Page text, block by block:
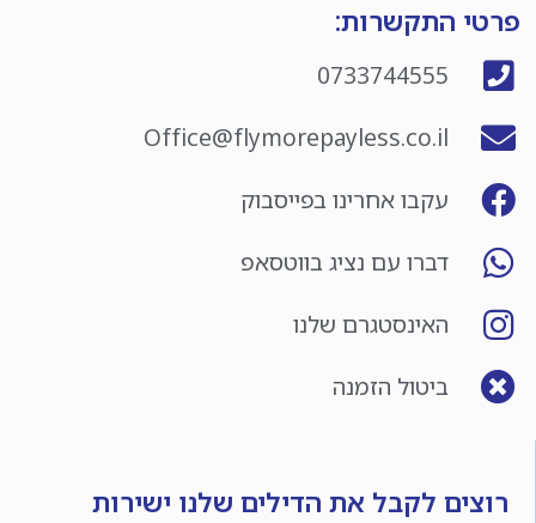
פרטי התקשרות:
0733744555
Office@flymorepayless.co.il
עקבו אחרינו בפייסבוק
דברו עם נציג בווטסאפ
האינסטגרם שלנו
ביטול הזמנה
רוצים לקבל את הדילים שלנו ישירות